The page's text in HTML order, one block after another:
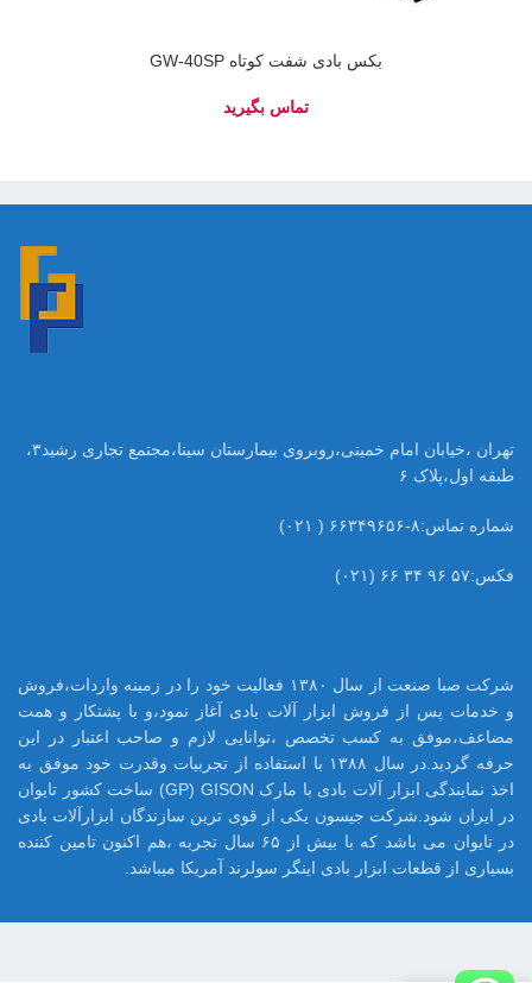
بکس بادی شفت کوتاه GW-40SP
تهران ،خیابان امام خمینی،روبروی بیمارستان سینا،مجتمع تجاری رشید۳،
طبقه اول،پلاک ۶
شماره تماس:۸-۶۶۳۴۹۶۵۶ ( ۰۲۱)
فکس:۵۷ ۹۶ ۳۴ ۶۶ (۰۲۱)
شرکت صبا صنعت از سال ۱۳۸۰ فعالیت خود را در زمینه واردات،فروش
و خدمات پس از فروش ابزار آلات بادی آغاز نمود،و با پشتکار و همت
مضاعف،موفق به کسب تخصص ،توانایی لازم و صاحب اعتبار در این
حرفه گردید.در سال ۱۳۸۸ با استفاده از تجربیات وقدرت خود موفق به
اخذ نمایندگی ابزار آلات بادی با مارک GP) GISON) ساخت کشور تایوان
در ایران شود.شرکت جیسون یکی از قوی ترین سازندگان ابزارآلات بادی
در تایوان می باشد که با بیش از ۶۵ سال تجربه ،هم اکنون تامین کننده
بسیاری از قطعات ابزار بادی اینگر سولرند آمریکا میباشد.